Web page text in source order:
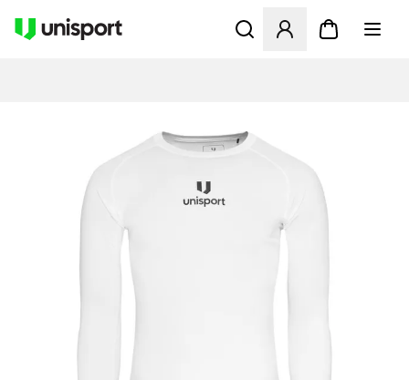
Åbner en Modal til at